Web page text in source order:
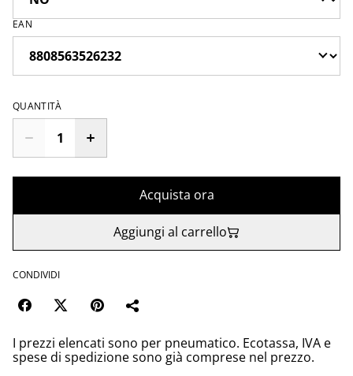
EAN
QUANTITÀ
Acquista ora
Aggiungi al carrello
CONDIVIDI
I prezzi elencati sono per pneumatico. Ecotassa, IVA e
spese di spedizione sono già comprese nel prezzo.